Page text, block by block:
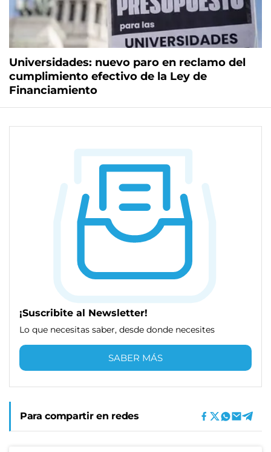
Universidades: nuevo paro en reclamo del
cumplimiento efectivo de la Ley de
Financiamiento
¡Suscribite al Newsletter!
Lo que necesitas saber, desde donde necesites
SABER MÁS
Para compartir en redes